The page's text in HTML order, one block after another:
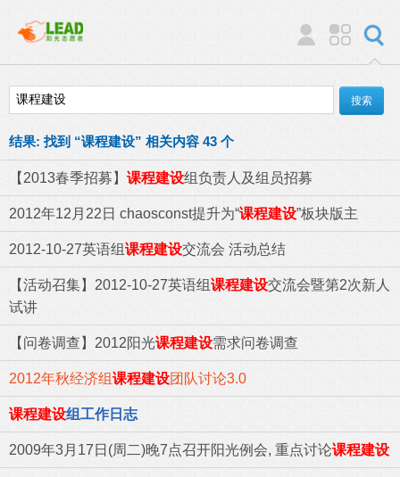
结果: 找到 “课程建设” 相关内容 43 个
【2013春季招募】 课程建设组负责人及组员招募
2012年12月22日 chaosconst提升为“课程建设”板块版主
2012-10-27英语组课程建设交流会 活动总结
【活动召集】2012-10-27英语组课程建设交流会暨第2次新人
试讲
【问卷调查】2012阳光课程建设需求问卷调查
2012年秋经济组课程建设团队讨论3.0
课程建设组工作日志
2009年3月17日(周二)晚7点召开阳光例会, 重点讨论课程建设